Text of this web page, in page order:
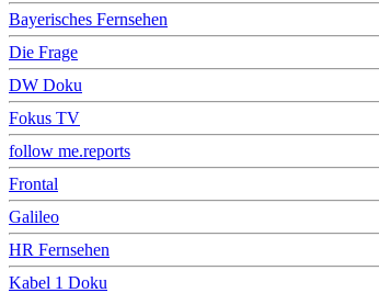
Bayerisches Fernsehen
Die Frage
DW Doku
Fokus TV
follow me.reports
Frontal
Galileo
HR Fernsehen
Kabel 1 Doku